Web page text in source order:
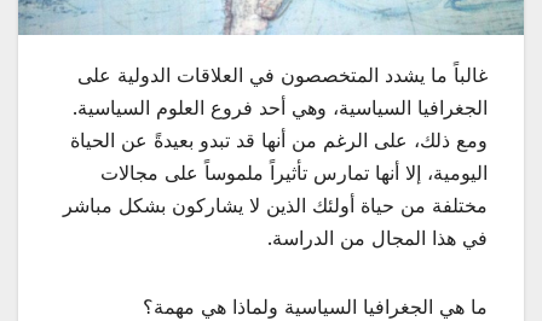
غالباً ما يشدد المتخصصون في العلاقات الدولية على
الجغرافيا السياسية، وهي أحد فروع العلوم السياسية.
ومع ذلك، على الرغم من أنها قد تبدو بعيدةً عن الحياة
اليومية، إلا أنها تمارس تأثيراً ملموساً على مجالات
مختلفة من حياة أولئك الذين لا يشاركون بشكل مباشر
في هذا المجال من الدراسة.
ما هي الجغرافيا السياسية ولماذا هي مهمة؟